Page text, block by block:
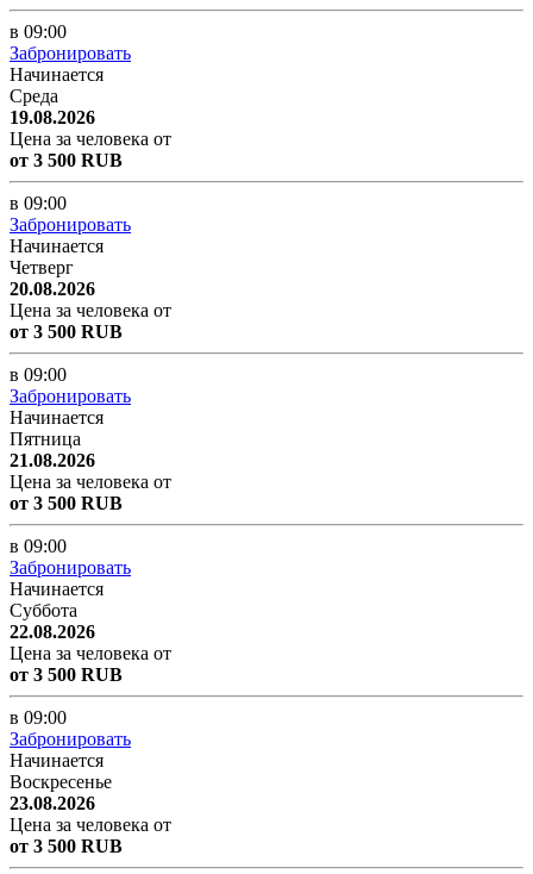
в 09:00
Забронировать
Начинается
Среда
19.08.2026
Цена за человека от
от 3 500 RUB
в 09:00
Забронировать
Начинается
Четверг
20.08.2026
Цена за человека от
от 3 500 RUB
в 09:00
Забронировать
Начинается
Пятница
21.08.2026
Цена за человека от
от 3 500 RUB
в 09:00
Забронировать
Начинается
Суббота
22.08.2026
Цена за человека от
от 3 500 RUB
в 09:00
Забронировать
Начинается
Воскресенье
23.08.2026
Цена за человека от
от 3 500 RUB